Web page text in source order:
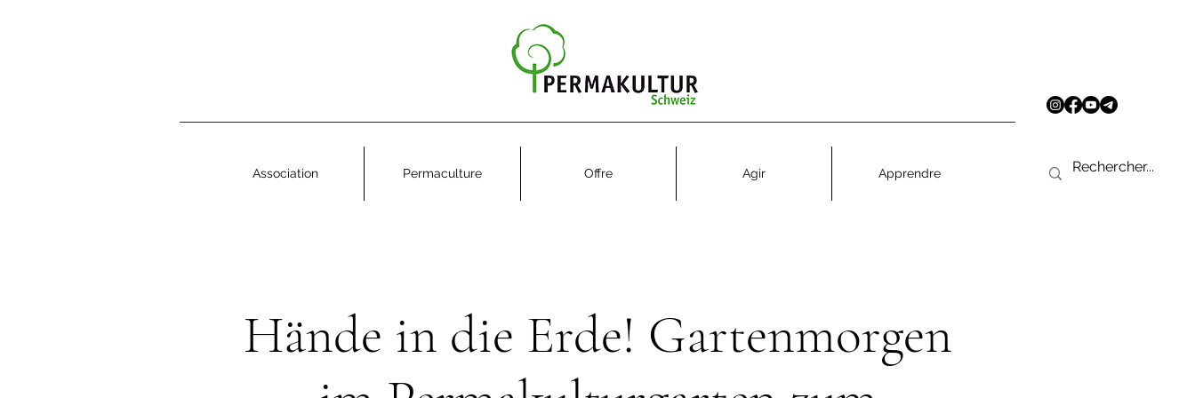
Association Permaculture Offre Agir Apprendre
Hände in die Erde! Gartenmorgen